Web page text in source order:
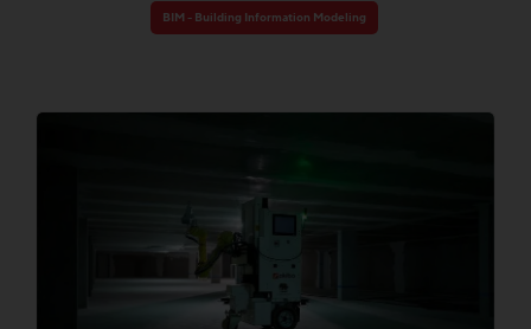
BIM - Building Information Modeling